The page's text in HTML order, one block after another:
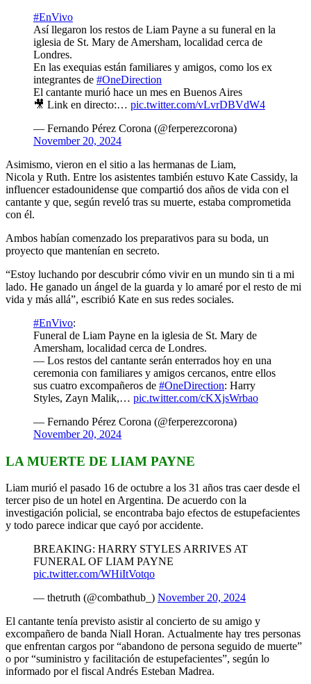
#EnVivo
Así llegaron los restos de Liam Payne a su funeral en la
iglesia de St. Mary de Amersham, localidad cerca de
Londres.
En las exequias están familiares y amigos, como los ex
integrantes de #OneDirection
El cantante murió hace un mes en Buenos Aires
🎥 Link en directo:… pic.twitter.com/vLvrDBVdW4
— Fernando Pérez Corona (@ferperezcorona)
November 20, 2024
Asimismo, vieron en el sitio a las hermanas de Liam,
Nicola y Ruth. Entre los asistentes también estuvo Kate Cassidy, la
influencer estadounidense que compartió dos años de vida con el
cantante y que, según reveló tras su muerte, estaba comprometida
con él.
Ambos habían comenzado los preparativos para su boda, un
proyecto que mantenían en secreto.
“Estoy luchando por descubrir cómo vivir en un mundo sin ti a mi
lado. He ganado un ángel de la guarda y lo amaré por el resto de mi
vida y más allá”, escribió Kate en sus redes sociales.
#EnVivo:
Funeral de Liam Payne en la iglesia de St. Mary de
Amersham, localidad cerca de Londres.
— Los restos del cantante serán enterrados hoy en una
ceremonia con familiares y amigos cercanos, entre ellos
sus cuatro excompañeros de #OneDirection: Harry
Styles, Zayn Malik,… pic.twitter.com/cKXjsWrbao
— Fernando Pérez Corona (@ferperezcorona)
November 20, 2024
LA MUERTE DE LIAM PAYNE
Liam murió el pasado 16 de octubre a los 31 años tras caer desde el
tercer piso de un hotel en Argentina. De acuerdo con la
investigación policial, se encontraba bajo efectos de estupefacientes
y todo parece indicar que cayó por accidente.
BREAKING: HARRY STYLES ARRIVES AT
FUNERAL OF LIAM PAYNE
pic.twitter.com/WHiItVotqo
— thetruth (@combathub_) November 20, 2024
El cantante tenía previsto asistir al concierto de su amigo y
excompañero de banda Niall Horan. Actualmente hay tres personas
que enfrentan cargos por “abandono de persona seguido de muerte”
o por “suministro y facilitación de estupefacientes”, según lo
informado por el fiscal Andrés Esteban Madrea.